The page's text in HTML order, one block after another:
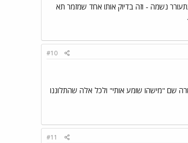
נשמה - וזה בדיוק אותו אחד שמזמר תא
#10
שם "מישהו שומע אותי" ולכל אלה שהתלוננו
#11